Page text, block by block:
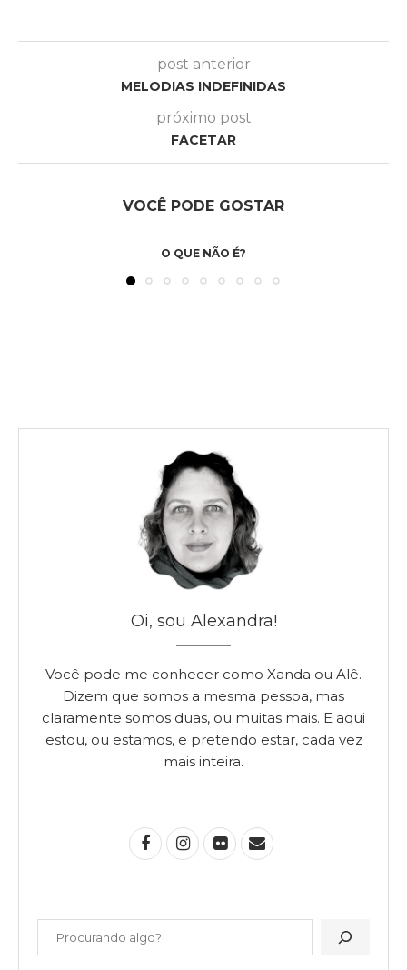
post anterior
MELODIAS INDEFINIDAS
próximo post
FACETAR
VOCÊ PODE GOSTAR
O QUE NÃO É?
Oi, sou Alexandra!
Você pode me conhecer como Xanda ou Alê.
Dizem que somos a mesma pessoa, mas
claramente somos duas, ou muitas mais. E aqui
estou, ou estamos, e pretendo estar, cada vez
mais inteira.